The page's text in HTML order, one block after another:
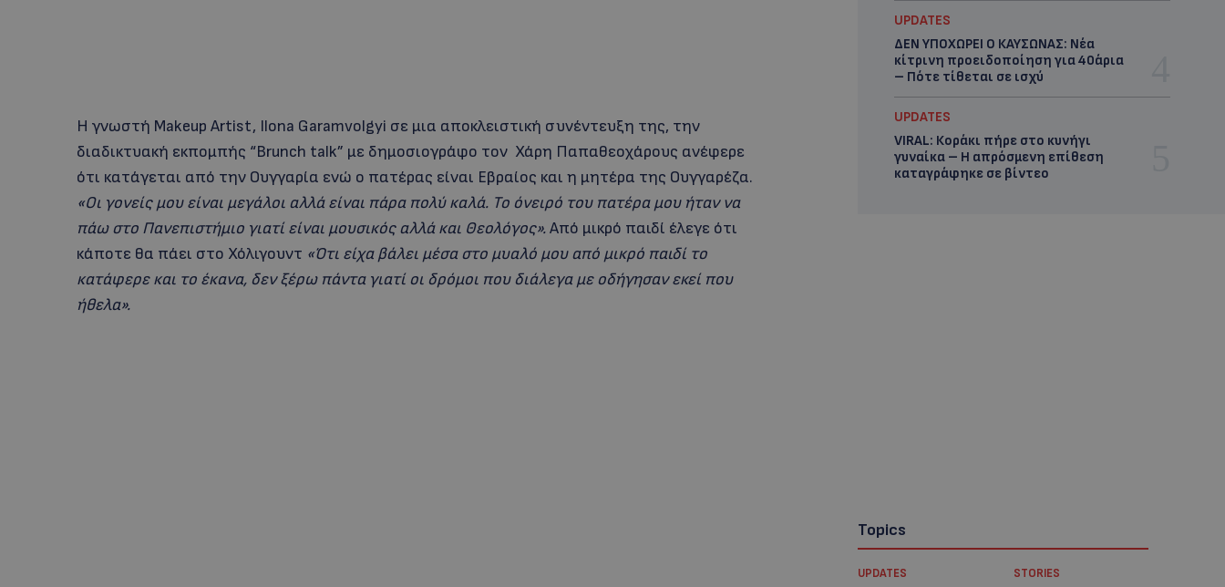
H γνωστή Makeup Artist, Ilona Garamvolgyi σε μια αποκλειστική συνέντευξη της, την
διαδικτυακή εκπομπής “Βrunch talk” με δημοσιογράφο τον Χάρη Παπαθεοχάρους ανέφερε
ότι κατάγεται από την Ουγγαρία ενώ ο πατέρας είναι Εβραίος και η μητέρα της Ουγγαρέζα.
«Οι γονείς μου είναι μεγάλοι αλλά είναι πάρα πολύ καλά. Το όνειρό του πατέρα μου ήταν να
πάω στο Πανεπιστήμιο γιατί είναι μουσικός αλλά και Θεολόγος».Από μικρό παιδί έλεγε ότι
κάποτε θα πάει στο Χόλιγουντ «Ότι είχα βάλει μέσα στο μυαλό μου από μικρό παιδί το
κατάφερε και το έκανα, δεν ξέρω πάντα γιατί οι δρόμοι που διάλεγα με οδήγησαν εκεί που
ήθελα».
UPDATES
ΔΕΝ ΥΠΟΧΩΡΕΙ Ο ΚΑΥΣΩΝΑΣ: Νέα
κίτρινη προειδοποίηση για 40άρια
– Πότε τίθεται σε ισχύ
UPDATES
VIRAL: Κοράκι πήρε στο κυνήγι
γυναίκα – Η απρόσμενη επίθεση
καταγράφηκε σε βίντεο
Topics
UPDATES STORIES